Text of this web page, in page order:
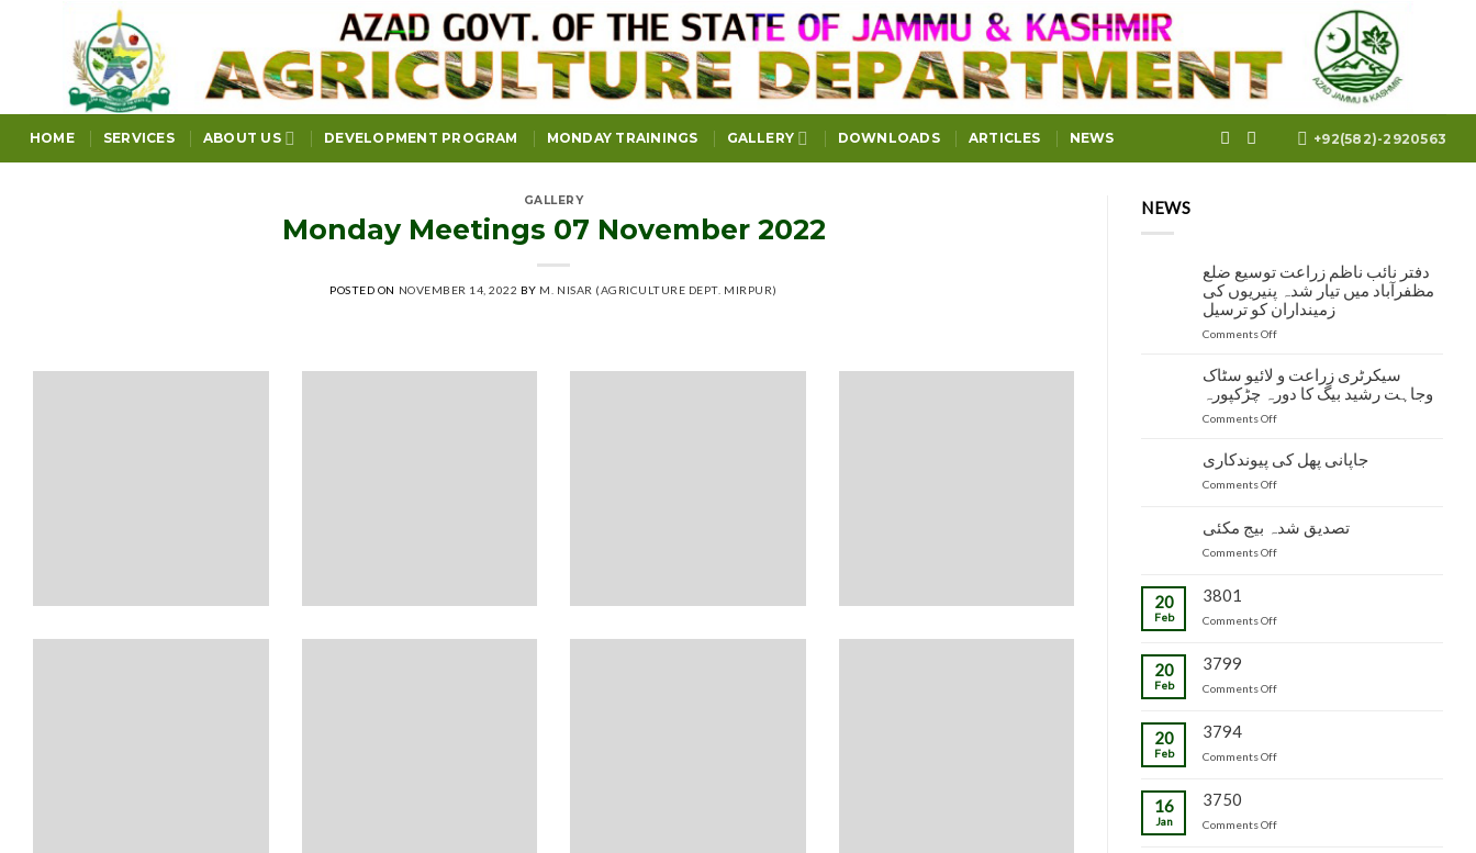
HOME SERVICES ABOUT US DEVELOPMENT PROGRAM MONDAY TRAININGS GALLERY DOWNLOADS ARTICLES NEWS +92(582)-2920563
GALLERY
Monday Meetings 07 November 2022
POSTED ON NOVEMBER 14, 2022 BY M. NISAR (AGRICULTURE DEPT. MIRPUR)
NEWS
دفتر نائب ناظم زراعت توسیع ضلع
مظفرآباد میں تیار شدہ پنیریوں کی
زمینداران کو ترسیل
Comments Offon
ناظم
زراعت
توسیع
مظفرآباد
پنیریوں
سیکرٹری زراعت و لائیو سٹاک
وجاہت رشید بیگ کا دورہ چڑکپورہ
Comments Offon
زراعت
و
لائیو
وجاہت
جاپانی پھل کی پیوندکاری
Comments Offon
کی
پیوندکاری
تصدیق شدہ بیج مکئی
Comments Offon
مکئی
20
Feb
3801
Comments Offon
20
Feb
3799
Comments Offon
20
Feb
3794
Comments Offon
16
Jan
3750
Comments Offon